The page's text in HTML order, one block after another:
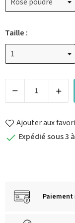
Taille :
Ajouter aux
 Expédié sous 3
Paiement